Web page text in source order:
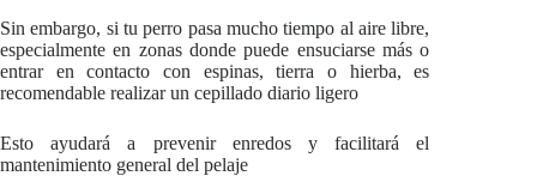
Sin embargo, si tu perro pasa mucho tiempo al aire libre,
especialmente en zonas donde puede ensuciarse más o
entrar en contacto con espinas, tierra o hierba, es
recomendable realizar un cepillado diario ligero
Esto ayudará a prevenir enredos y facilitará el
mantenimiento general del pelaje